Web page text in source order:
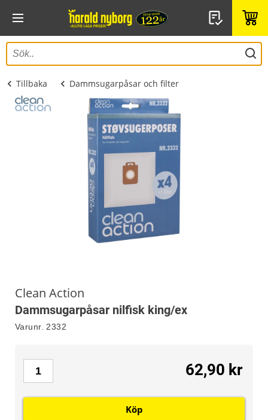
Tillbaka Dammsugarpåsar och filter
Clean Action
Dammsugarpåsar nilfisk king/ex
Varunr. 2332
62,90 kr
Köp